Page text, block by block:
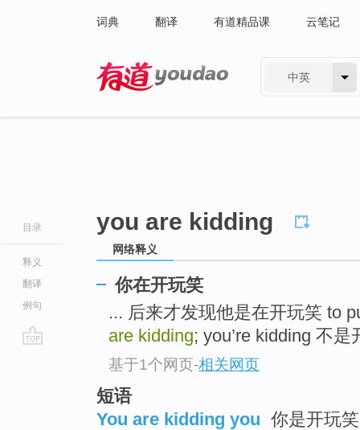
词典 翻译 有道精品课 云笔记
中英
目录
释义
翻译
例句
you are kidding
网络释义
你在开玩笑
... 后来才发现他是在开玩笑 to
are kidding; you’re kidding 不
基于1个网页-相关网页
短语
You are kidding you 你是开玩